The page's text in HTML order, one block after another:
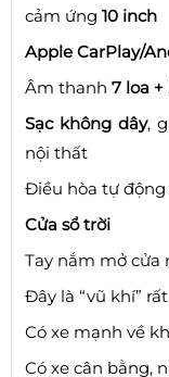
cảm ứng 10 inch
Apple CarPlay/
Âm thanh 7 loa
Sạc không dây,
nội thất
Điều hòa tự động
Cửa sổ trời
Tay nắm mở cửa
Đây là “vũ khí”
Có xe mạnh về
Có xe cân bằng,